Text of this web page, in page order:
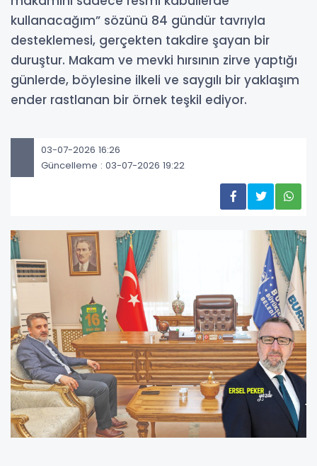
kullanacağım” sözünü 84 gündür tavrıyla
desteklemesi, gerçekten takdire şayan bir
duruştur. Makam ve mevki hırsının zirve yaptığı
günlerde, böylesine ilkeli ve saygılı bir yaklaşım
ender rastlanan bir örnek teşkil ediyor.
03-07-2026 16:26
Güncelleme : 03-07-2026 19:22